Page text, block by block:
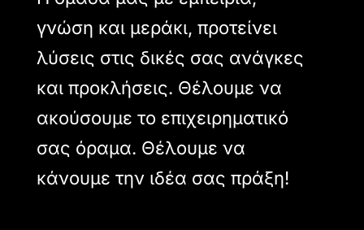
γνώση και μεράκι, προτείνει
λύσεις στις δικές σας ανάγκες
και προκλήσεις. Θέλουμε να
ακούσουμε το επιχειρηματικό
σας όραμα. Θέλουμε να
κάνουμε την ιδέα σας πράξη!